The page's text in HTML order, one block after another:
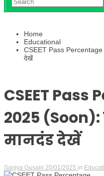
Home
Educational
CSEET Pass Percentage
देखें
CSEET Pass
2025
मानदंड देखें
Saniya Gusain 20/01/2025 in